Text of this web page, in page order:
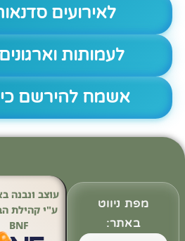
לאירועים
לעמותות
אשמח להירשם
מפת ניווט
באתר:
עוצב ונבנה
ע"י קהילת
BNF